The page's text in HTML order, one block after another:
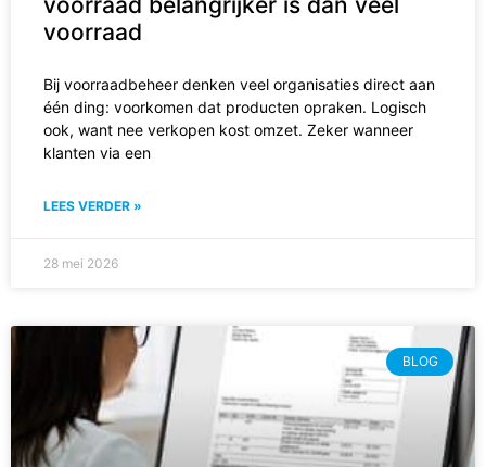
voorraad
Bij voorraadbeheer denken veel organisaties direct aan
één ding: voorkomen dat producten opraken. Logisch
ook, want nee verkopen kost omzet. Zeker wanneer
klanten via een
LEES VERDER »
28 mei 2026
BLOG